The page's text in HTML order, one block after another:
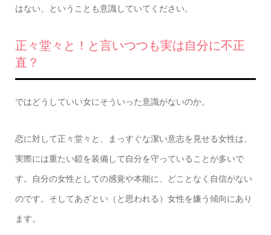
はない、ということも意識していてください。
正々堂々と！と言いつつも実は自分に不正
直？
ではどうしていい女にそういった意識がないのか。
恋に対して正々堂々と、まっすぐな潔い意志を見せる女性は、
実際には重たい鎧を装備して自分を守っていることが多いで
す。自分の女性としての感覚や本能に、どことなく自信がない
のです。そしてあざとい（と思われる）女性を嫌う傾向にあり
ます。